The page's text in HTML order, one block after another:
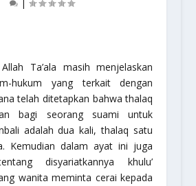
Ta’ala masih menjelaskan
hukum yang terkait dengan
telah ditetapkan bahwa thalaq
bagi seorang suami untuk
adalah dua kali, thalaq satu
Kemudian dalam ayat ini juga
disyariatkannya khulu’
wanita meminta cerai kepada